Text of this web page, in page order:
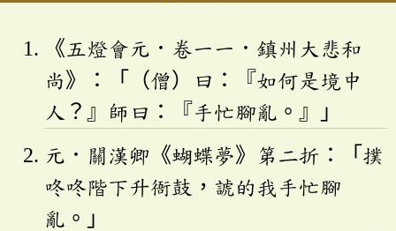
《五燈會元．卷一一．鎮州大悲和
尚》：「（僧）曰：『如何是境中
人？』師曰：『手忙腳亂。』」
元．關漢卿《蝴蝶夢》第二折：「撲
咚咚階下升衙鼓，諕的我手忙腳
亂。」